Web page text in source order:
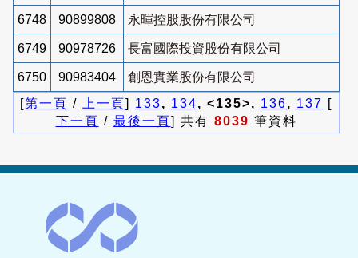
6748 90899808 永暉控股股份有限公司
6749 90978726 長富國際投資股份有限公司
6750 90983404
創恩實業股份有限公司
[第一頁 / 上一頁] 133, 134, <135>, 136, 137 [
下一頁 / 最後一頁] 共有 8039 筆資料